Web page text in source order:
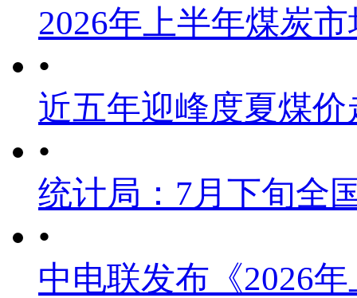
2026年上半年煤炭
•
近五年迎峰度夏煤价
•
统计局：7月下旬全
•
中电联发布《2026